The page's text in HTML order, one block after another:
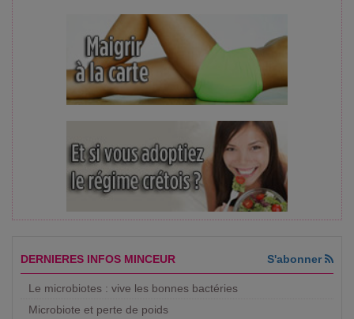
DERNIERES INFOS MINCEUR S'abonner
Le microbiotes : vive les bonnes bactéries
Microbiote et perte de poids